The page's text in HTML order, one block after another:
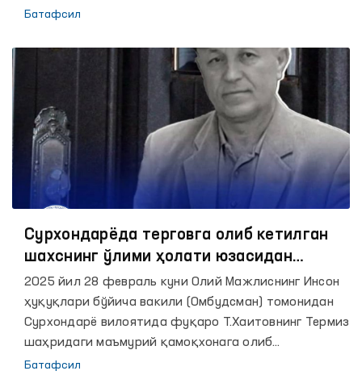
ҳуқуқлари бўйича вакили (омбудсман), Сирдарё
ҳузуридаги Жазони ижро этиш департаментининг
3-Минтақавий мувофиқлаштириш маркази
ҳамкорлигида ташкил этилди.
Батафсил
Сурхондарёда терговга олиб кетилган
шахснинг ўлими ҳолати юзасидан
якуний маълумот
2025 йил 28 февраль куни Олий Мажлиснинг Инсон
ҳуқуқлари бўйича вакили (Омбудсман) томонидан
Сурхондарё вилоятида фуқаро Т.Хаитовнинг Термиз
шаҳридаги маъмурий қамоқхонага олиб
борилаётган пайтда йўлда соғлиғининг
Батафсил